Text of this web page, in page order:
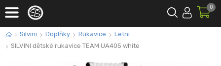
0
Silvini Doplňky Rukavice
Letní
SILVINI dětské rukavice TEAM UA405 white